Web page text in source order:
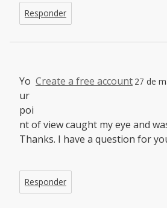
Responder
Create a free account 27 de
Yo
ur
poi
nt of view caught my eye and
Thanks. I have a question for
Responder